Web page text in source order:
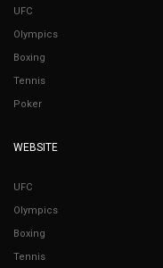
UFC
Olympics
Boxing
Tennis
Poker
WEBSITE
UFC
Olympics
Boxing
Tennis